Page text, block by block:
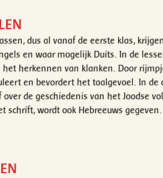
dus al vanaf de eerste klas,
en waar mogelijk Duits. In de
herkennen van klanken. Door
en bevordert het taalgevoel. In de
de geschiedenis van het Joodse
schrift, wordt ook Hebreeuws gegeven.